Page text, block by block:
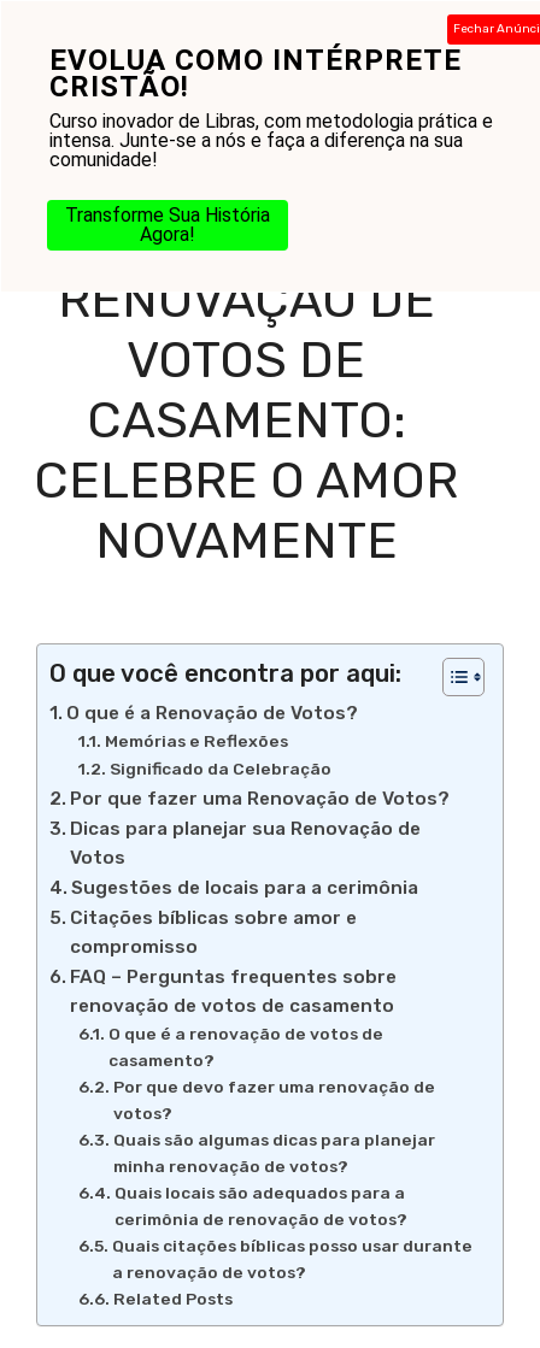
EVOLUA COMO INTÉRPRETE
CRISTÃO!
Curso inovador de Libras, com metodologia prática e
intensa. Junte-se a nós e faça a diferença na sua
comunidade!
Transforme Sua História
Agora!
Fechar
conteúdo
Renovação de Votos de Casamento: Celebre o Amor
RENOVAÇÃO DE
VOTOS DE
CASAMENTO:
CELEBRE O AMOR
NOVAMENTE
O que você encontra por aqui:
O que é a Renovação de Votos?
Memórias e Reflexões
Significado da Celebração
Por que fazer uma Renovação de Votos?
Dicas para planejar sua Renovação de
Votos
Sugestões de locais para a cerimônia
Citações bíblicas sobre amor e
compromisso
FAQ – Perguntas frequentes sobre
renovação de votos de casamento
O que é a renovação de votos de
casamento?
Por que devo fazer uma renovação de
votos?
Quais são algumas dicas para planejar
minha renovação de votos?
Quais locais são adequados para a
cerimônia de renovação de votos?
Quais citações bíblicas posso usar durante
a renovação de votos?
Related Posts